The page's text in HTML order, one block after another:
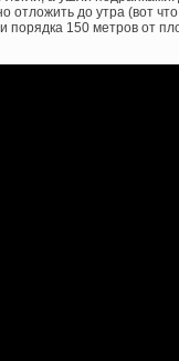
до утра (вот
порядка 150 метров от